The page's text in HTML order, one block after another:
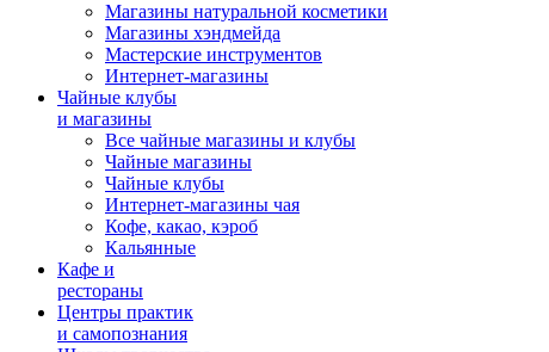
Магазины натуральной косметики
Магазины хэндмейда
Мастерские инструментов
Интернет-магазины
Чайные клубы
и магазины
Все чайные магазины и клубы
Чайные магазины
Чайные клубы
Интернет-магазины чая
Кофе, какао, кэроб
Кальянные
Кафе и
рестораны
Центры практик
и самопознания